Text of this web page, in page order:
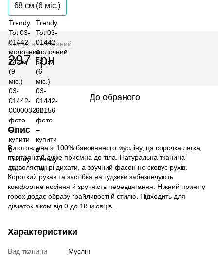
68 см (6 мiс.)
Статус не вибраний
297 грн
До обраного
Опис
Виготовлена зі 100% бавовняного мусліну, ця сорочка легка,
повітряна й дуже приємна до тіла. Натуральна тканина
дозволяє шкірі дихати, а зручний фасон не сковує рухів.
Короткий рукав та застібка на гудзики забезпечують
комфортне носіння й зручність перевдягання. Ніжний принт у
горох додає образу грайливості й стилю. Підходить для
дівчаток віком від 0 до 18 місяців.
Характеристики
Вид тканини
Муслін